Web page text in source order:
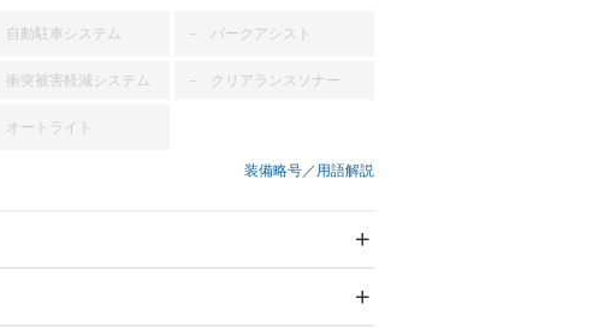
自動駐車システム － パークアシスト
衝突被害軽減システム － クリアランスソナー
オートライト
装備略号／用語解説